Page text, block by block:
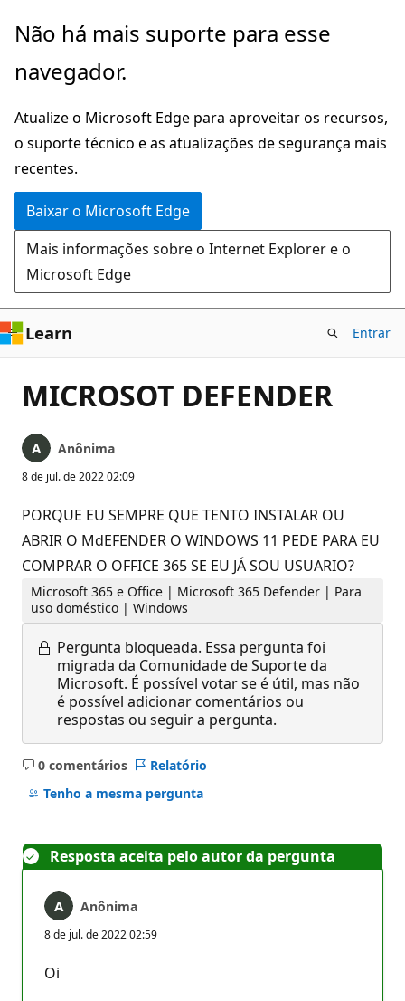
Pular
o
principal
Não há mais suporte para esse
navegador.
Atualize o Microsoft Edge para aproveitar os recursos,
o suporte técnico e as atualizações de segurança mais
recentes.
Baixar o Microsoft Edge
Mais informações sobre o Internet Explorer e o
Microsoft Edge
Learn Entrar
MICROSOT DEFENDER
Anônima
8 de jul. de 2022 02:09
PORQUE EU SEMPRE QUE TENTO INSTALAR OU
ABRIR O MdEFENDER O WINDOWS 11 PEDE PARA EU
COMPRAR O OFFICE 365 SE EU JÁ SOU USUARIO?
Microsoft 365 e Office | Microsoft 365 Defender | Para
uso doméstico | Windows
Pergunta bloqueada. Essa pergunta foi
migrada da Comunidade de Suporte da
Microsoft. É possível votar se é útil, mas não
é possível adicionar comentários ou
respostas ou seguir a pergunta.
0 comentários
Sem
comentários
Relatório
Tenho a mesma pergunta
Resposta aceita pelo autor da pergunta
Anônima
8 de jul. de 2022 02:59
Oi